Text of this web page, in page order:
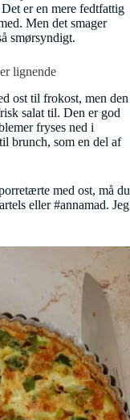
er en mere fedtfattig
Men det smager
smørsyndigt.
lignende
ost til frokost, men den
salat til. Den er god
fryses ned i
brunch, som en del af
med ost, må du
eller #annamad. Jeg